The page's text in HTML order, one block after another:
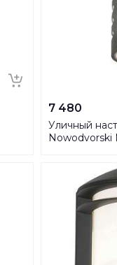
7 480
Уличный
Nowodvorski